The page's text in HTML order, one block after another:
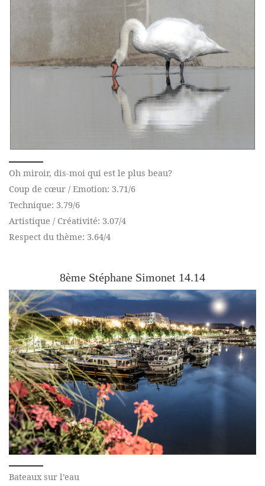
Oh miroir, dis-moi qui est le plus beau?
Coup de cœur / Emotion: 3.71/6
Technique: 3.79/6
Artistique / Créativité: 3.07/4
Respect du thème: 3.64/4
8ème Stéphane Simonet 14.14
Bateaux sur l’eau